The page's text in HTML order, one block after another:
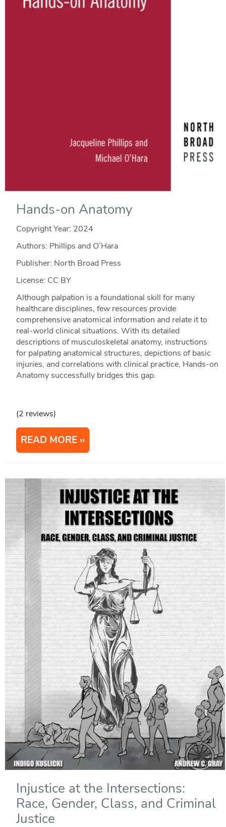
Hands-on Anatomy
Copyright Year: 2024
Authors: Phillips and O’Hara
Publisher: North Broad Press
License: CC BY
Although palpation is a foundational skill for many
healthcare disciplines, few resources provide
comprehensive anatomical information and relate it to
real-world clinical situations. With its detailed
descriptions of musculoskeletal anatomy, instructions
for palpating anatomical structures, depictions of basic
injuries, and correlations with clinical practice, Hands-on
Anatomy successfully bridges this gap.
(2 reviews)
READ MORE
Injustice at the Intersections:
Race, Gender, Class, and Criminal
Justice